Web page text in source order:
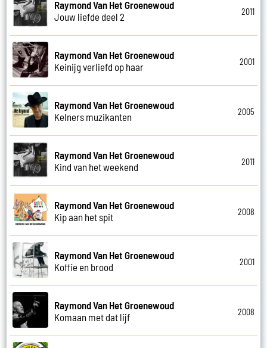
Raymond Van Het Groenewoud
Jouw liefde deel 2
2011
Raymond Van Het Groenewoud
Keinijg verliefd op haar
2001
Raymond Van Het Groenewoud
Kelners muzikanten
2005
Raymond Van Het Groenewoud
Kind van het weekend
2011
Raymond Van Het Groenewoud
Kip aan het spit
2008
Raymond Van Het Groenewoud
Koffie en brood
2001
Raymond Van Het Groenewoud
Komaan met dat lijf
2008